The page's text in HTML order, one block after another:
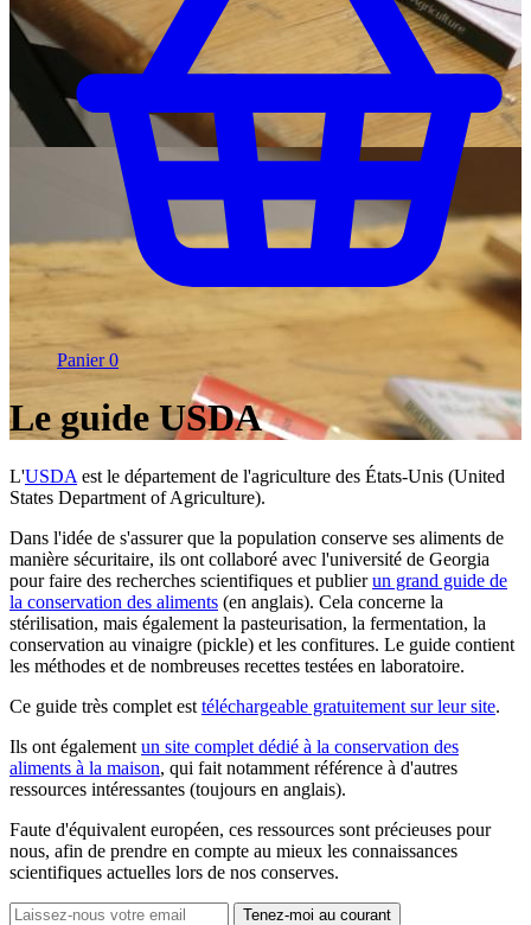
Panier 0
Le guide USDA
L'USDA est le département de l'agriculture des États-Unis (United
States Department of Agriculture).
Dans l'idée de s'assurer que la population conserve ses aliments de
manière sécuritaire, ils ont collaboré avec l'université de Georgia
pour faire des recherches scientifiques et publierun grand guide de
la conservation des aliments (en anglais). Cela concerne la
stérilisation, mais également la pasteurisation, la fermentation, la
conservation au vinaigre (pickle) et les confitures. Le guide contient
les méthodes et de nombreuses recettes testées en laboratoire.
Ce guide très complet est téléchargeable gratuitement sur leur site.
Ils ont également un site complet dédié à la conservation des
aliments à la maison, qui fait notamment référence à d'autres
ressources intéressantes (toujours en anglais).
Faute d'équivalent européen, ces ressources sont précieuses pour
nous, afin de prendre en compte au mieux les connaissances
scientifiques actuelles lors de nos conserves.
Tenez-moi au courant